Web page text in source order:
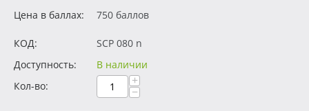
Цена в баллах: 750 баллов
КОД:
SCP 080 n
Доступность:
В наличии
Кол-во:
+
−